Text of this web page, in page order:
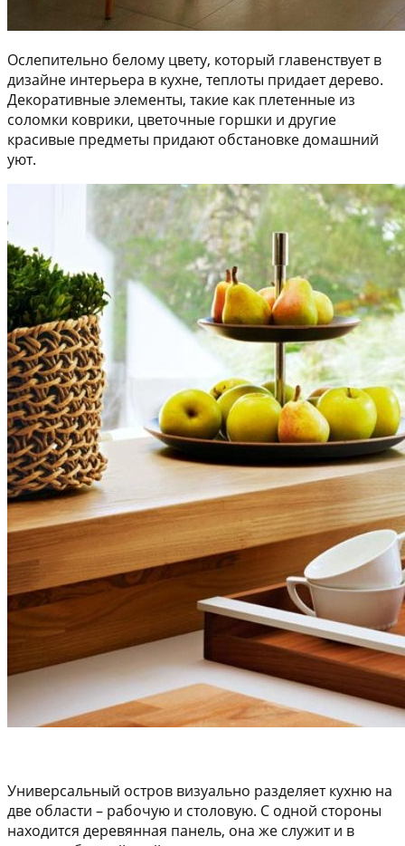
Ослепительно белому цвету, который главенствует в
дизайне интерьера в кухне, теплоты придает дерево.
Декоративные элементы, такие как плетенные из
соломки коврики, цветочные горшки и другие
красивые предметы придают обстановке домашний
уют.
Универсальный остров визуально разделяет кухню на
две области – рабочую и столовую. С одной стороны
находится деревянная панель, она же служит и в